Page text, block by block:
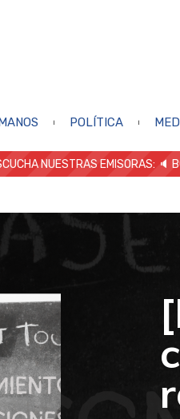
POLÍTICA
NUESTRAS EMISORAS: 🔈